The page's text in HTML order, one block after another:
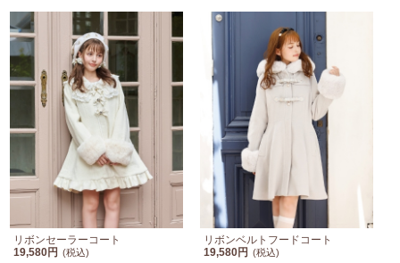
リボンセーラーコート
19,580円 (税込)
リボンベルトフードコート
19,580円 (税込)